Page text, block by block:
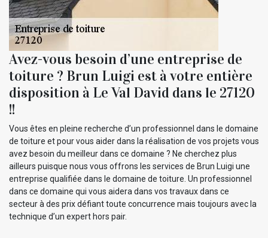
Avez-vous besoin d’une entreprise de
toiture ? Brun Luigi est à votre entière
disposition à Le Val David dans le 27120
!!
Vous êtes en pleine recherche d’un professionnel dans le domaine
de toiture et pour vous aider dans la réalisation de vos projets vous
avez besoin du meilleur dans ce domaine ? Ne cherchez plus
ailleurs puisque nous vous offrons les services de Brun Luigi une
entreprise qualifiée dans le domaine de toiture. Un professionnel
dans ce domaine qui vous aidera dans vos travaux dans ce
secteur à des prix défiant toute concurrence mais toujours avec la
technique d’un expert hors pair.